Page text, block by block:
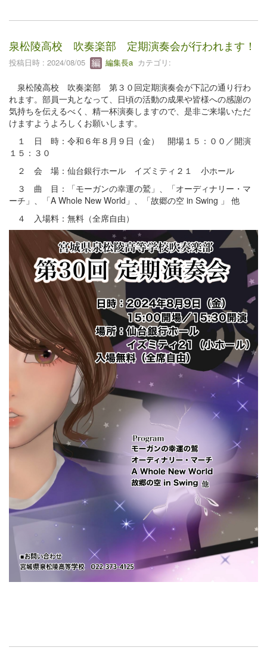
泉松陵高校 吹奏楽部 定期演奏会が行われます！
投稿日時 : 2024/08/05 編集長a カテゴリ:
泉松陵高校 吹奏楽部 第３０回定期演奏会が下記の通り行わ
れます。部員一丸となって、日頃の活動の成果や皆様への感謝の
気持ちを伝えるべく、精一杯演奏しますので、是非ご来場いただ
けますようよろしくお願いします。
１ 日 時：令和６年８月９日（金） 開場１５：００／開演
１５：３０
２ 会 場：仙台銀行ホール イズミティ２１ 小ホール
３ 曲 目：「モーガンの幸運の鷲」、「オーディナリー・マ
ーチ」、「A Whole New World」、「故郷の空 in Swing 」 他
４ 入場料：無料（全席自由）